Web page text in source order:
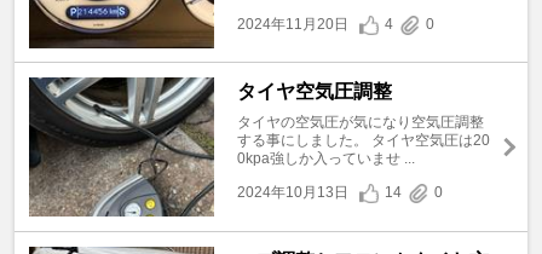
2024年11月20日
4 0
タイヤ空気圧調整
タイヤの空気圧が気になり空気圧調整
する事にしました。 タイヤ空気圧は20
0kpa強しか入っていませ ...
2024年10月13日
14 0